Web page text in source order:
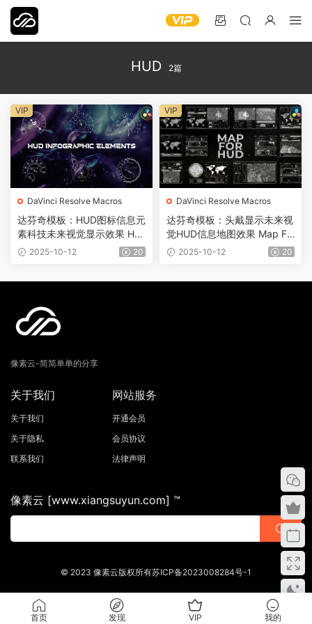
HUD 2篇
DaVinci Resolve Macros
达芬奇模板：HUD图标信息元
素科技未来视觉显示效果 HU
D Infographic Elements 074
2025-10-12 20
VIP
DaVinci Resolve Macros
达芬奇模板：头戴显示未来视
觉HUD信息地图效果 Map Fo
r HUD 0747
2025-10-12 20
VIP
像素云-简简单单的分享
关于我们
关于我们
关于隐私
联系我们
网站服务
开通会员
会员协议
法律声明
像素云 [www.xiangsuyun.com] ™
© 2023 像素云版权所有苏ICP备2023008284号-1
首页 发现 VIP 我的